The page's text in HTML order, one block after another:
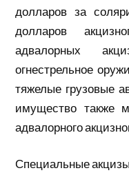
долларов за
долларов
адвалорных
огнестрельное
тяжелые грузовые
имущество также
адвалорного
Специальные акцизы